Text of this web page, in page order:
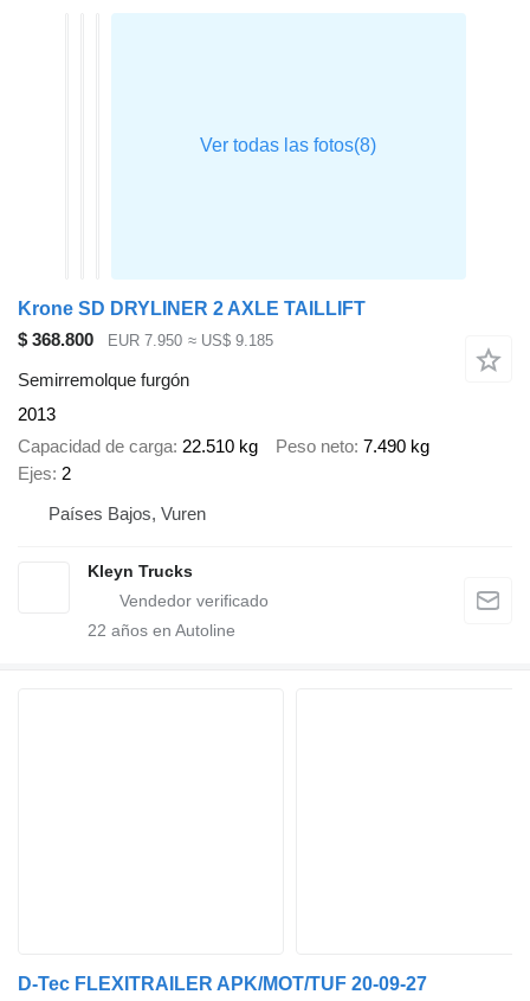
Krone SD DRYLINER 2 AXLE TAILLIFT
$ 368.800
EUR 7.950 ≈ US$ 9.185
Semirremolque furgón
2013
Capacidad de carga 22.510 kg Peso neto 7.490 kg
Ejes 2
Países Bajos, Vuren
Kleyn Trucks
22 años en Autoline
D-Tec FLEXITRAILER APK/MOT/TUF 20-09-27